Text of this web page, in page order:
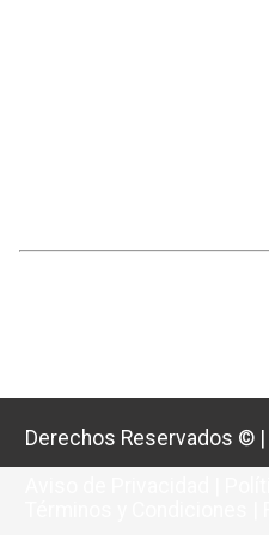
Derechos Reservados ©